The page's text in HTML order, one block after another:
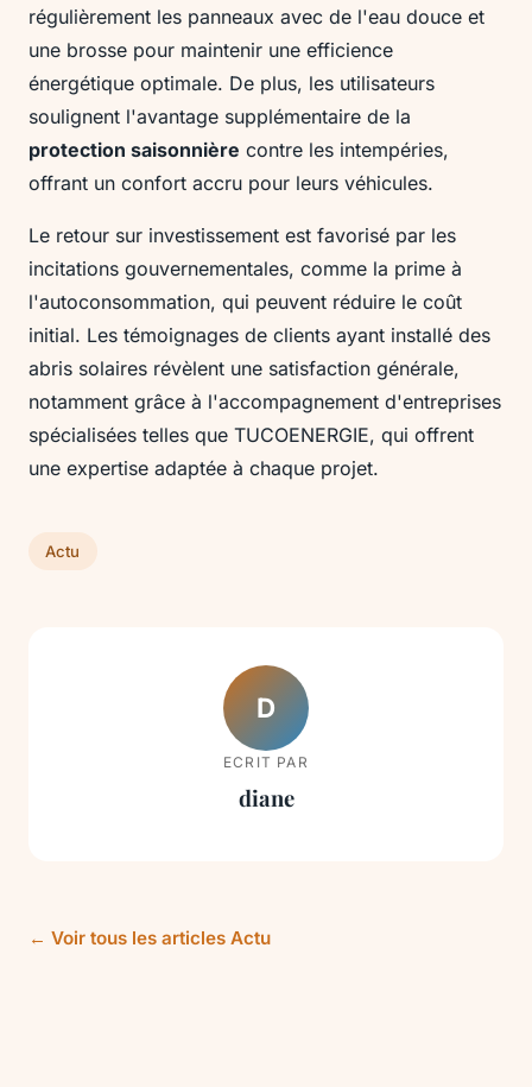
régulièrement les panneaux avec de l'eau douce et
une brosse pour maintenir une efficience
énergétique optimale. De plus, les utilisateurs
soulignent l'avantage supplémentaire de la
protection saisonnière contre les intempéries,
offrant un confort accru pour leurs véhicules.
Le retour sur investissement est favorisé par les
incitations gouvernementales, comme la prime à
l'autoconsommation, qui peuvent réduire le coût
initial. Les témoignages de clients ayant installé des
abris solaires révèlent une satisfaction générale,
notamment grâce à l'accompagnement d'entreprises
spécialisées telles que TUCOENERGIE, qui offrent
une expertise adaptée à chaque projet.
Actu
D
ECRIT PAR
diane
← Voir tous les articles Actu